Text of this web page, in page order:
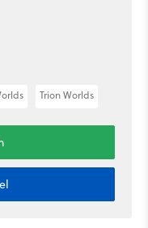
Trion Worlds